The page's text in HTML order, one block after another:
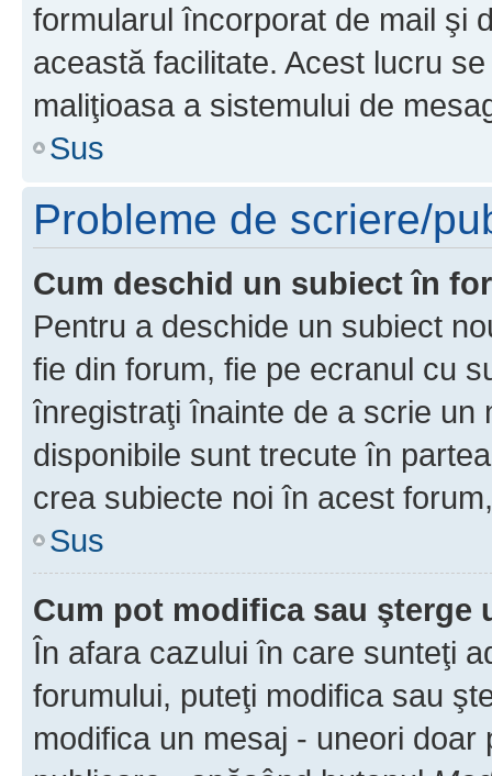
formularul încorporat de mail şi
această facilitate. Acest lucru
maliţioasa a sistemului de
Sus
Probleme de scriere/
Cum deschid un subiect în
Pentru a deschide un subiect
fie din forum, fie pe ecranul cu
înregistraţi înainte de a scrie un
disponibile sunt trecute în
crea subiecte noi în acest
Sus
Cum pot modifica sau şterge
În afara cazului în care sunteţi
forumului, puteţi modifica sau
modifica un mesaj - uneori